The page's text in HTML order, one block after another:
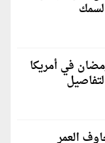
في أمريكا
العمر